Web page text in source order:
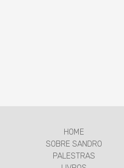
HOME
SOBRE SANDRO
PALESTRAS